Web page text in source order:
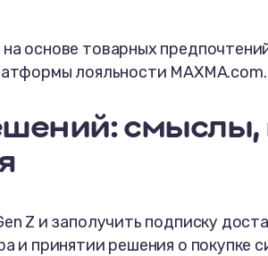
основе товарных
лояльности MAXMA.сom.
смыслы,
Z и заполучить подписку
и принятии решения о покупке